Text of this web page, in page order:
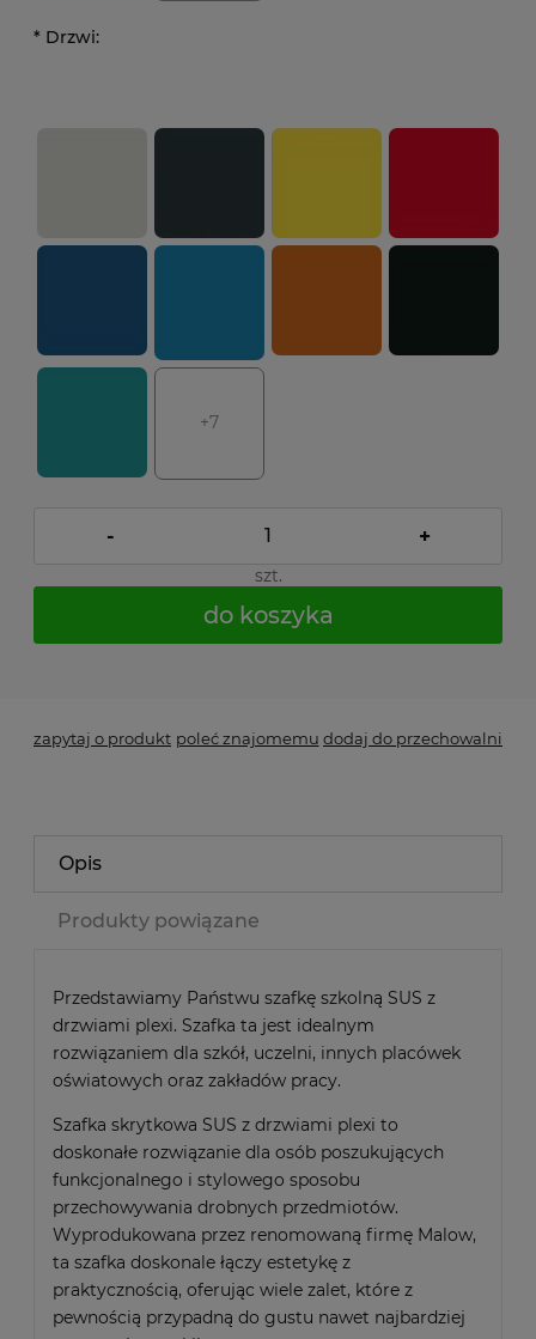
* Drzwi:
+7
- +
szt.
do koszyka
zapytaj o produkt poleć znajomemu dodaj do przechowalni
Opis
Produkty powiązane
Przedstawiamy Państwu szafkę szkolną SUS z
drzwiami plexi. Szafka ta jest idealnym
rozwiązaniem dla szkół, uczelni, innych placówek
oświatowych oraz zakładów pracy.
Szafka skrytkowa SUS z drzwiami plexi to
doskonałe rozwiązanie dla osób poszukujących
funkcjonalnego i stylowego sposobu
przechowywania drobnych przedmiotów.
Wyprodukowana przez renomowaną firmę Malow,
ta szafka doskonale łączy estetykę z
praktycznością, oferując wiele zalet, które z
pewnością przypadną do gustu nawet najbardziej